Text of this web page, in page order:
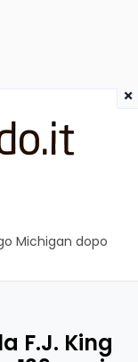
Michigan dopo
F.J. King
×